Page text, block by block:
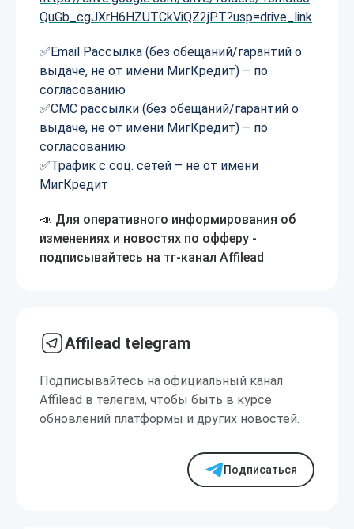
QuGb_cgJXrH6HZUTCkViQZ2jPT?usp=drive_link
✅Email Рассылка (без обещаний/гарантий о
выдаче, не от имени МигКредит) – по
согласованию
✅СМС рассылки (без обещаний/гарантий о
выдаче, не от имени МигКредит) – по
согласованию
✅Трафик с соц. сетей – не от имени
МигКредит
📣 Для оперативного информирования об
изменениях и новостях по офферу -
подписывайтесь на тг-канал Affilead
Affilead telegram
Подписывайтесь на официальный канал
Affilead в телегам, чтобы быть в курсе
обновлений платформы и других новостей.
Подписаться